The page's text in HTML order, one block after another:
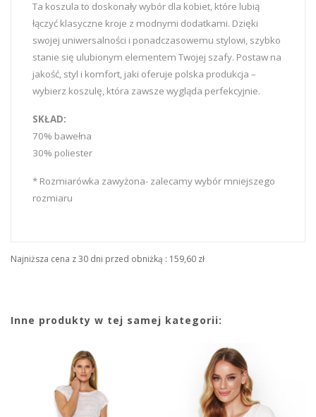
Ta koszula to doskonały wybór dla kobiet, które lubią
łączyć klasyczne kroje z modnymi dodatkami. Dzięki
swojej uniwersalności i ponadczasowemu stylowi, szybko
stanie się ulubionym elementem Twojej szafy. Postaw na
jakość, styl i komfort, jaki oferuje polska produkcja –
wybierz koszulę, która zawsze wygląda perfekcyjnie.
SKŁAD:
70% bawełna
30% poliester
* Rozmiarówka zawyżona- zalecamy wybór mniejszego
rozmiaru
Najniższa cena z 30 dni przed obniżką : 159,60 zł
Inne produkty w tej samej kategorii: